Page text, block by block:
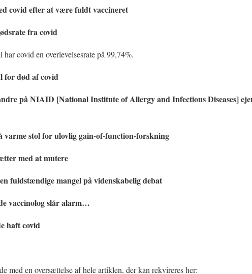
covid efter at være fuldt vaccineret
fra covid
har covid en overlevelsesrate på 99,74%.
for død af covid
på NIAID [National Institute of Allergy and Infectious Diseases]
varme stol for ulovlig gain-of-function-forskning
med at mutere
fuldstændige mangel på videnskabelig debat
vaccinolog slår alarm…
haft covid
med en oversættelse af hele artiklen, der kan rekvireres her: